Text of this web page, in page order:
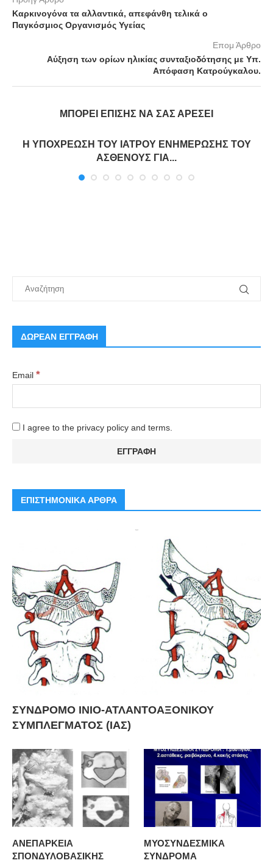
Καρκινογόνα τα αλλαντικά, απεφάνθη τελικά ο
Παγκόσμιος Οργανισμός Υγείας
Επομ Άρθρο
Αύξηση των ορίων ηλικίας συνταξιοδότησης με Υπ.
Απόφαση Κατρούγκαλου.
ΜΠΟΡΕΊ ΕΠΊΣΗΣ ΝΑ ΣΑΣ ΑΡΈΣΕΙ
Η ΥΠΟΧΡΕΩΣΗ ΤΟΥ ΙΑΤΡΟΥ ΕΝΗΜΕΡΩΣΗΣ ΤΟΥ
ΑΣΘΕΝΟΥΣ ΓΙΑ...
ΔΩΡΕΑΝ ΕΓΓΡΑΦΗ
Email *
I agree to the privacy policy and terms.
ΕΠΙΣΤΗΜΟΝΙΚΑ ΑΡΘΡΑ
ΣΥΝΔΡΟΜΟ ΙΝΙΟ-ΑΤΛΑΝΤΟΑΞΟΝΙΚΟΥ
ΣΥΜΠΛΕΓΜΑΤΟΣ (ΙΑΣ)
ΑΝΕΠΑΡΚΕΙΑ
ΣΠΟΝΔΥΛΟΒΑΣΙΚΗΣ
ΜΥΟΣΥΝΔΕΣΜΙΚΑ
ΣΥΝΔΡΟΜΑ